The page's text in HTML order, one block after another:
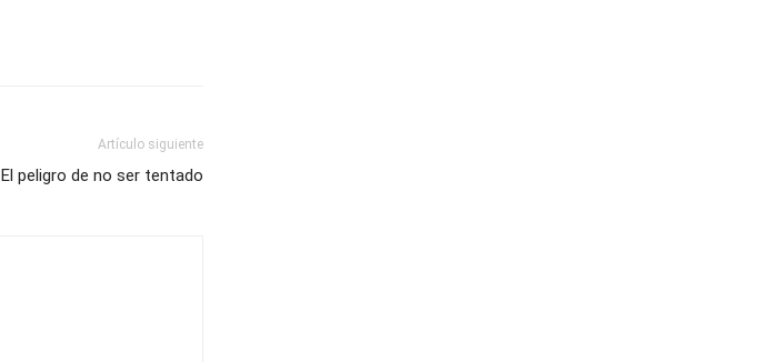
Artículo siguiente
El peligro de no ser tentado